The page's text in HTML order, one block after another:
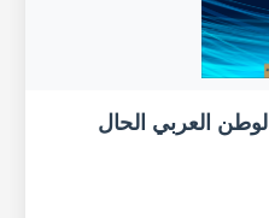
العربي الحال